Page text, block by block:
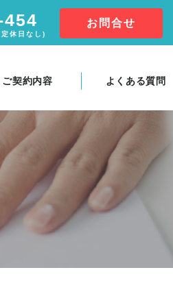
休日なし)
お問合せ
ご契約内容 よくある質問